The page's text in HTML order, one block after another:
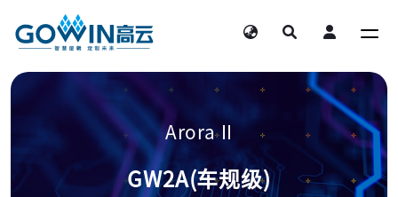
Arora II
GW2A(车规级)